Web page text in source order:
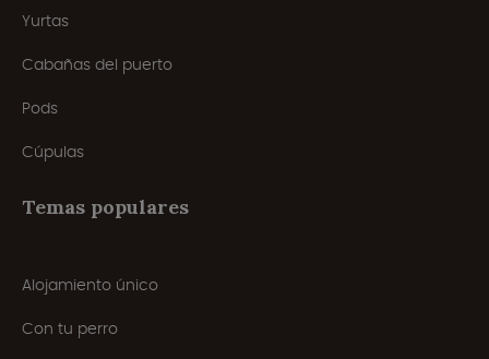
Yurtas
Cabañas del puerto
Pods
Cúpulas
Temas populares
Alojamiento único
Con tu perro